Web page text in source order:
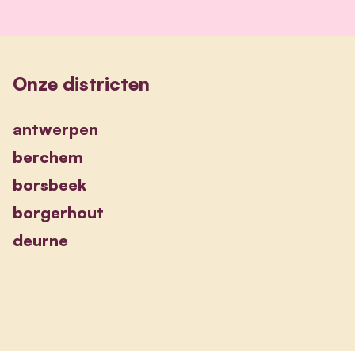
Onze districten
antwerpen
berchem
borsbeek
borgerhout
deurne